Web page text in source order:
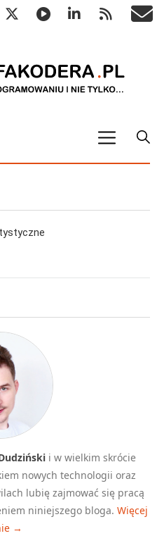
Java
5
3
i w wielkim skrócie
nowych technologii oraz
lubię zajmować się pracą
niniejszego bloga. Więcej
→